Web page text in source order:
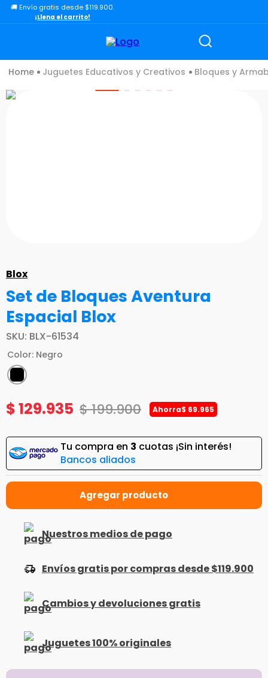
🚚 Envío gratis desde $119.900.
¡Llena el carrito!
Juguetes Educativos y Creativos Bloques y
Blox
Set de Bloques Aventura
Espacial Blox
SKU: BLX-61534
Color: Negro
$129.935 $199.900 Ahorra$ 69.965
Tu compra en 3 cuotas ¡Sin interés!
Bancos aliados
Nuestros medios de pago
Envíos gratis por compras desde $119.900
Cambios y devoluciones gratis
Juguetes 100% originales
TÉRMINOS MÁS BUSCADOS
3.
carro
4